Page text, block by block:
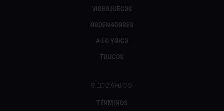
VIDEOJUEGOS
ORDENADORES
A LO YOIGO
TRUCOS
GLOSARIOS
TÉRMINOS